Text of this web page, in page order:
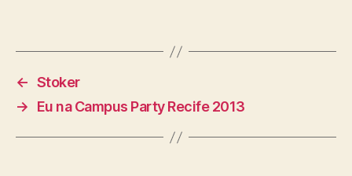
← Stoker
→
Eu na Campus Party Recife 2013